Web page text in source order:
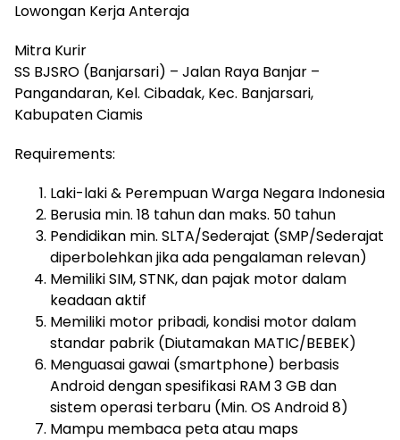
Lowongan Kerja Anteraja
Mitra Kurir
SS BJSRO (Banjarsari) – Jalan Raya Banjar –
Pangandaran, Kel. Cibadak, Kec. Banjarsari,
Kabupaten Ciamis
Requirements:
Laki-laki & Perempuan Warga Negara Indonesia
Berusia min. 18 tahun dan maks. 50 tahun
Pendidikan min. SLTA/Sederajat (SMP/Sederajat
diperbolehkan jika ada pengalaman relevan)
Memiliki SIM, STNK, dan pajak motor dalam
keadaan aktif
Memiliki motor pribadi, kondisi motor dalam
standar pabrik (Diutamakan MATIC/BEBEK)
Menguasai gawai (smartphone) berbasis
Android dengan spesifikasi RAM 3 GB dan
sistem operasi terbaru (Min. OS Android 8)
Mampu membaca peta atau maps